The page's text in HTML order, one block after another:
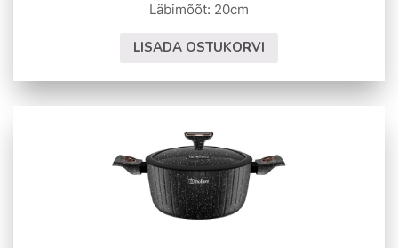
Läbimõõt: 20cm
LISADA OSTUKORVI